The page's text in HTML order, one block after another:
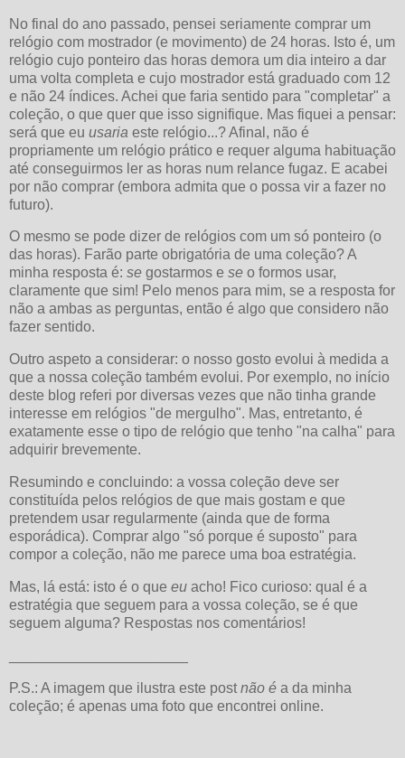
No final do ano passado, pensei seriamente comprar um
relógio com mostrador (e movimento) de 24 horas. Isto é, um
relógio cujo ponteiro das horas demora um dia inteiro a dar
uma volta completa e cujo mostrador está graduado com 12
e não 24 índices. Achei que faria sentido para "completar" a
coleção, o que quer que isso signifique. Mas fiquei a pensar:
será que eu usaria este relógio...? Afinal, não é
propriamente um relógio prático e requer alguma habituação
até conseguirmos ler as horas num relance fugaz. E acabei
por não comprar (embora admita que o possa vir a fazer no
futuro).
O mesmo se pode dizer de relógios com um só ponteiro (o
das horas). Farão parte obrigatória de uma coleção? A
minha resposta é: se gostarmos e se o formos usar,
claramente que sim! Pelo menos para mim, se a resposta for
não a ambas as perguntas, então é algo que considero não
fazer sentido.
Outro aspeto a considerar: o nosso gosto evolui à medida a
que a nossa coleção também evolui. Por exemplo, no início
deste blog referi por diversas vezes que não tinha grande
interesse em relógios "de mergulho". Mas, entretanto, é
exatamente esse o tipo de relógio que tenho "na calha" para
adquirir brevemente.
Resumindo e concluindo: a vossa coleção deve ser
constituída pelos relógios de que mais gostam e que
pretendem usar regularmente (ainda que de forma
esporádica). Comprar algo "só porque é suposto" para
compor a coleção, não me parece uma boa estratégia.
Mas, lá está: isto é o que eu acho! Fico curioso: qual é a
estratégia que seguem para a vossa coleção, se é que
seguem alguma? Respostas nos comentários!
P.S.: A imagem que ilustra este post não é a da minha
coleção; é apenas uma foto que encontrei online.